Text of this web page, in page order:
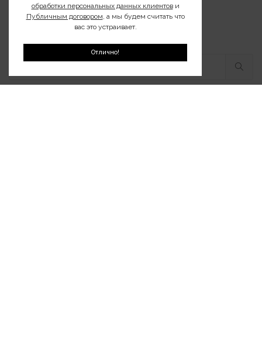
Чат «Птушка года»
обработки персональных данных клиентови
Публичным договором, а мы будем считать что
вас это устраивает.
Отлично!